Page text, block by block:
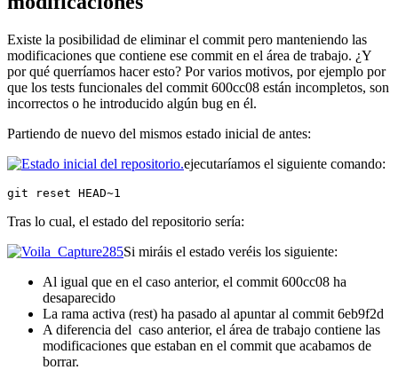
Existe la posibilidad de eliminar el commit pero manteniendo las
modificaciones que contiene ese commit en el área de trabajo. ¿Y
por qué querríamos hacer esto? Por varios motivos, por ejemplo por
que los tests funcionales del commit 600cc08 están incompletos, son
incorrectos o he introducido algún bug en él.
Partiendo de nuevo del mismos estado inicial de antes:
ejecutaríamos el siguiente comando:
git reset HEAD~1
Tras lo cual, el estado del repositorio sería:
Si miráis el estado veréis los siguiente:
Al igual que en el caso anterior, el commit 600cc08 ha
desaparecido
La rama activa (rest) ha pasado al apuntar al commit 6eb9f2d
A diferencia del caso anterior, el área de trabajo contiene las
modificaciones que estaban en el commit que acabamos de
borrar.